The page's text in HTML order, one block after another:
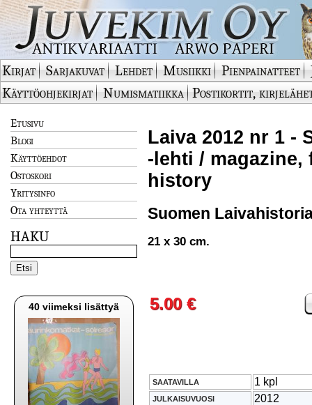
Kirjat Sarjakuvat Lehdet Musiikki Pienpainatteet
Käyttöohjekirjat
Numismatiikka Postikortit,
Etusivu
Blogi
Käyttöehdot
Ostoskori
Yritysinfo
Ota yhteyttä
HAKU
40 viimeksi lisättyä
Laiva 2012 nr 1 -
-lehti /
history
Suomen
21 x 30 cm.
5.00 €
SAATAVILLA 1 kpl
JULKAISUVUOSI 2012